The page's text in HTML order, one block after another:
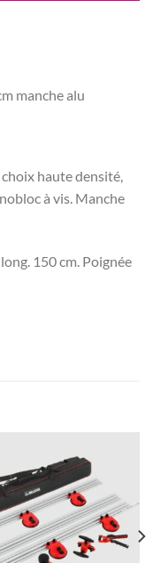
manche alu
haute densité,
à vis. Manche
150 cm. Poignée